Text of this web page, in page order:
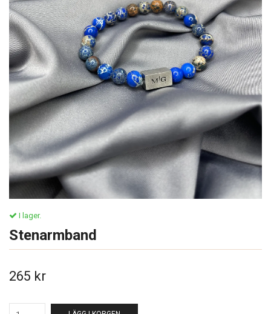
I lager.
Stenarmband
265 kr